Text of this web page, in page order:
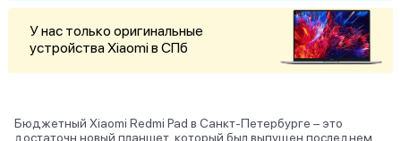
У нас только оригинальные
устройства Xiaomi в СПб
Бюджетный Xiaomi Redmi Pad в Санкт-Петербурге – это
достаточн новый планшет, который был выпущен последнем